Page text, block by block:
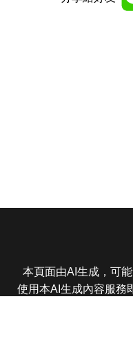
本頁面由AI生成，可
使用本AI生成內容服務